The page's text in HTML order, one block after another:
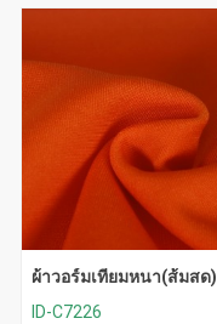
ผ้าวอร์มเทียมหนา(ส้มสด)
ID-C7226